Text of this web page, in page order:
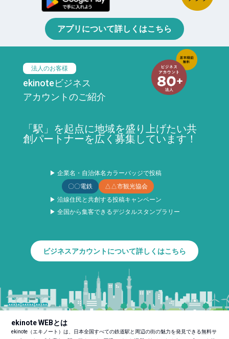
アプリについて詳しくはこちら
法人のお客様
ekinoteビジネス
アカウントのご紹介
「駅」を起点に地域を盛り上げたい共
創パートナーを広く募集しています！
▶ 企業名・自治体名カラーバッジで投稿
〇〇電鉄
△△市観光協会
▶ 沿線住民と共創する投稿キャンペーン
▶ 全国から集客できるデジタルスタンプラリー
ビジネスアカウントについて詳しくはこちら
ekinote WEBとは
ekinote（エキノート）は、日本全国すべての鉄道駅と周辺の街の魅力を発見できる無料サ